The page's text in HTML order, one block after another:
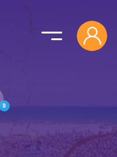
8